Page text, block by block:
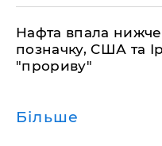
​Нафта впала нижче
позначку, США та
"прориву"
Більше